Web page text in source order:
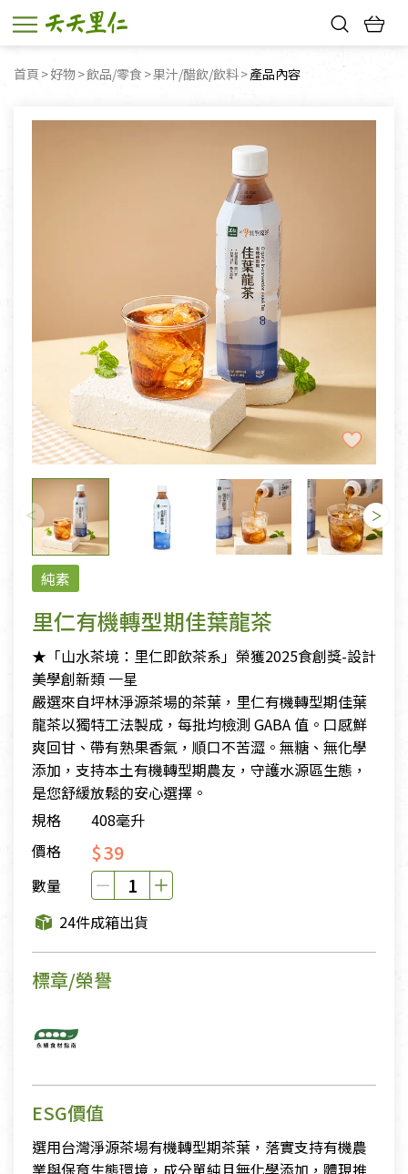
首頁 好物 飲品/零食 果汁/醋飲/飲料 目前頁面：
產品內容
純素
里仁有機轉型期佳葉龍茶
★「山⽔茶境：里仁即飲茶系」榮獲2025食創獎-設計
美學創新類 一星
嚴選來自坪林淨源茶場的茶葉，里仁有機轉型期佳葉
龍茶以獨特工法製成，每批均檢測 GABA 值。口感鮮
爽回甘、帶有熟果香氣，順口不苦澀。無糖、無化學
添加，支持本土有機轉型期農友，守護水源區生態，
是您舒緩放鬆的安心選擇。
規格
408毫升
價格
$39
數量
24件成箱出貨
標章/榮譽
ESG價值
選用台灣淨源茶場有機轉型期茶葉，落實支持有機農